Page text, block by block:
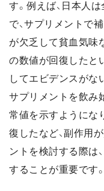
す。例えば、日本人
で、サプリメントで
が欠乏して貧血気味
の数値が回復したと
してエビデンスがな
サプリメントを飲み
常値を示すようにな
復したなど、副作用
ントを検討する際は
することが重要です。